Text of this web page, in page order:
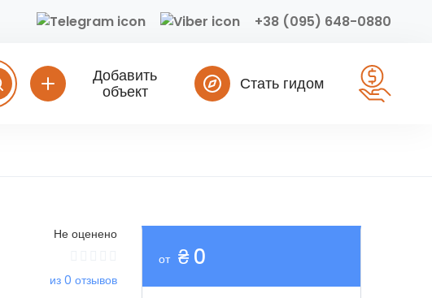
+38 (095) 648-0880
Добавить
объект
Стать гидом
Не оценено
из 0 отзывов
от ₴ 0